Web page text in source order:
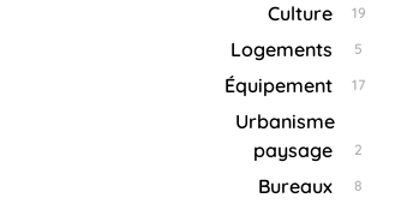
Culture 19
Logements 5
Équipement 17
Urbanisme
paysage
2
Bureaux 8